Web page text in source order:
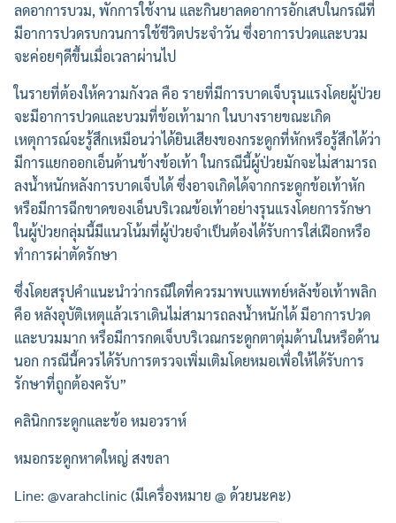
ลดอาการบวม, พักการใช้งาน และกินยาลดอาการอักเสบในกรณีที่
มีอาการปวดรบกวนการใช้ชีวิตประจำวัน ซึ่งอาการปวดและบวม
จะค่อยๆดีขึ้นเมื่อเวลาผ่านไป
ในรายที่ต้องให้ความกังวล คือ รายที่มีการบาดเจ็บรุนแรงโดยผู้ป่วย
จะมีอาการปวดและบวมที่ข้อเท้ามาก ในบางรายขณะเกิด
เหตุการณ์จะรู้สึกเหมือนว่าได้ยินเสียงของกระดูกที่หักหรือรู้สึกได้ว่า
มีการแยกออกเอ็นด้านข้างข้อเท้า ในกรณีนี้ผู้ป่วยมักจะไม่สามารถ
ลงน้ำหนักหลังการบาดเจ็บได้ ซึ่งอาจเกิดได้จากกระดูกข้อเท้าหัก
หรือมีการฉีกขาดของเอ็นบริเวณข้อเท้าอย่างรุนแรงโดยการรักษา
ในผู้ป่วยกลุ่มนี้มีแนวโน้มที่ผู้ป่วยจำเป็นต้องได้รับการใส่เฝือกหรือ
ทำการผ่าตัดรักษา
ซึ่งโดยสรุปคำแนะนำว่ากรณีใดที่ควรมาพบแพทย์หลังข้อเท้าพลิก
คือ หลังอุบัติเหตุแล้วเราเดินไม่สามารถลงน้ำหนักได้ มีอาการปวด
และบวมมาก หรือมีการกดเจ็บบริเวณกระดูกตาตุ่มด้านในหรือด้าน
นอก กรณีนี้ควรได้รับการตรวจเพิ่มเติมโดยหมอเพื่อให้ได้รับการ
รักษาที่ถูกต้องครับ”
คลินิกกระดูกและข้อ หมอวราห์
หมอกระดูกหาดใหญ่ สงขลา
Line: @varahclinic (มีเครื่องหมาย @ ด้วยนะคะ)